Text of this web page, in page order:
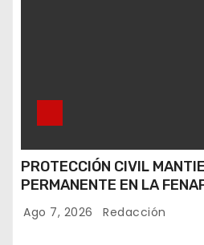
PROTECCIÓN CIVIL
PERMANENTE EN LA
Ago 7, 2026 Redacción